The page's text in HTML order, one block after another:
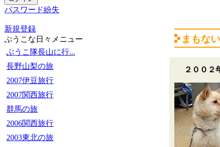
パスワード紛失
新規登録
ぶうこな日々メニュー
ぶうこ隊長山に行...
長野山梨の旅
2007伊豆旅行
2007関西旅行
群馬の旅
2006関西旅行
2003東北の旅
まもな
２００２